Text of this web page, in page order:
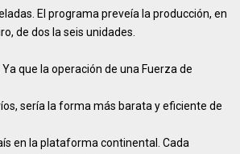
El programa preveía la producción, en
de dos la seis unidades.
que la operación de una Fuerza de
sería la forma más barata y eficiente de
en la plataforma continental. Cada